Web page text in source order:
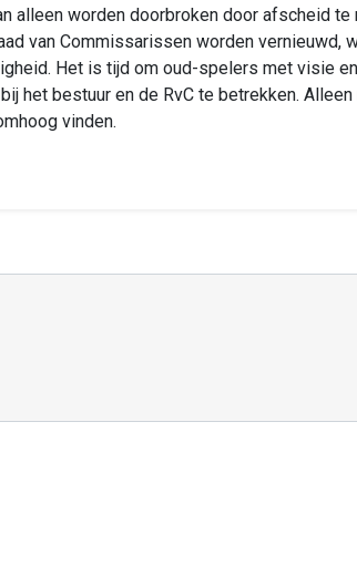
alleen worden doorbroken door afscheid te
van Commissarissen worden vernieuwd,
Het is tijd om oud-spelers met visie
het bestuur en de RvC te betrekken. Alleen
vinden.